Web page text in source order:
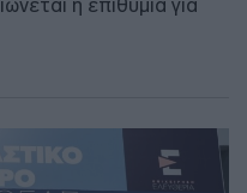
η επιθυμία για